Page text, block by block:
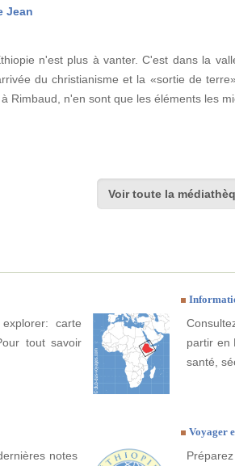
Jean
n'est plus à vanter. C'est dans la
du christianisme et la «sortie de
Rimbaud, n'en sont que les éléments les
Voir toute la
carte
tout savoir
partir en
santé,
notes
Voyager